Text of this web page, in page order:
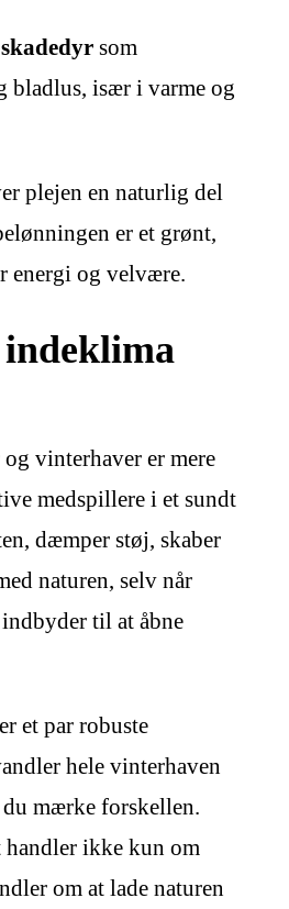
som
bladlus, især i varme og
plejen en naturlig del
er et grønt,
energi og velvære.
vinterhaver er mere
medspillere i et sundt
dæmper støj, skaber
naturen, selv når
til at åbne
et par robuste
hele vinterhaven
mærke forskellen.
ikke kun om
om at lade naturen